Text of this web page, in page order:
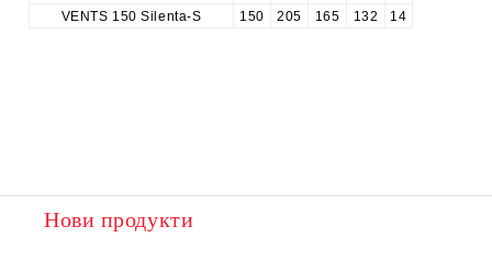
VENTS 150 Silenta-S 150 205 165 132 14
Нови продукти